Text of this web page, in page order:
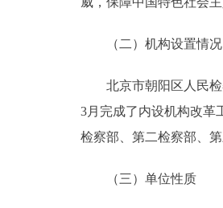
（二）机构设置情况
北京市朝阳区人民检
3月完成了内设机构改革
检察部、第二检察部、
（三）单位性质